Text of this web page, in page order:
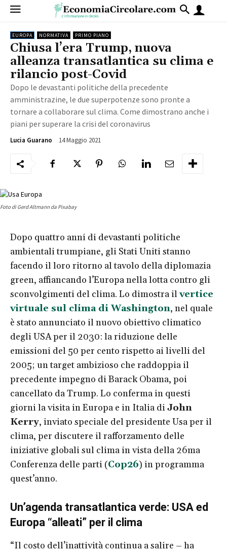
EUROPA NORMATIVA PRIMO PIANO
Chiusa l’era Trump, nuova
alleanza transatlantica su clima e
rilancio post-Covid
Dopo le devastanti politiche della precedente
amministrazine, le due superpotenze sono pronte a
tornare a collaborare sul clima. Come dimostrano anche i
piani per superare la crisi del coronavirus
Lucia Guarano 14 Maggio 2021
Foto di Gerd Altmann da Pixabay
Dopo quattro anni di devastanti politiche
ambientali trumpiane, gli Stati Uniti stanno
facendo il loro ritorno al tavolo della diplomazia
green, affiancando l’Europa nella lotta contro gli
sconvolgimenti del clima. Lo dimostra ilvertice
virtuale sul clima di Washington, nel quale
è stato annunciato il nuovo obiettivo climatico
degli USA per il 2030: la riduzione delle
emissioni del 50 per cento rispetto ai livelli del
2005; un target ambizioso che raddoppia il
precedente impegno di Barack Obama, poi
cancellato da Trump. Lo conferma in questi
giorni la visita in Europa e in Italia diJohn
Kerry, inviato speciale del presidente Usa per il
clima, per discutere il rafforzamento delle
iniziative globali sul clima in vista della 26ma
Conferenza delle parti (Cop26) in programma
quest’anno.
Un’agenda transatlantica verde: USA ed
Europa “alleati” per il clima
“Il costo dell’inattività continua a salire – ha